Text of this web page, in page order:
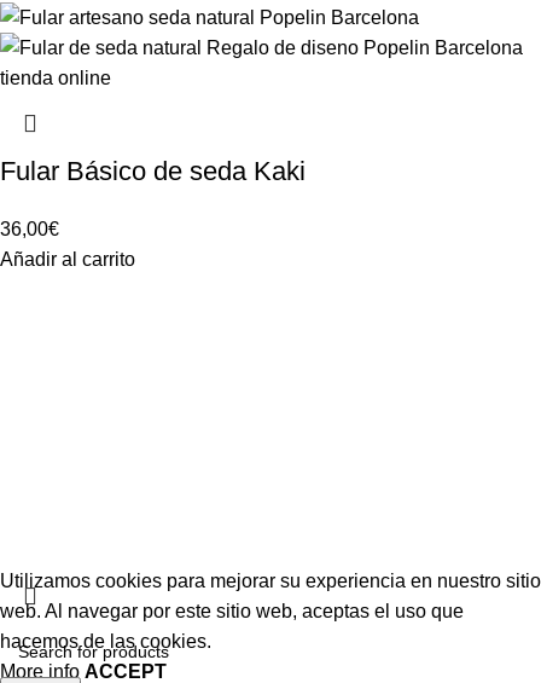
Fular Básico de seda Kaki
36,00€
Añadir al carrito
Utilizamos cookies para mejorar su experiencia en nuestro sitio
web. Al navegar por este sitio web, aceptas el uso que
hacemos de las cookies.
More info ACCEPT